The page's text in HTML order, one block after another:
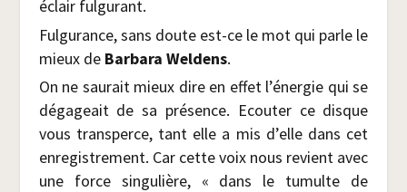
éclair fulgurant.
Ful­gu­rance, sans doute est-ce le mot qui parle le
mieux de Bar­ba­ra Wel­dens.
On ne sau­rait mieux dire en effet l’énergie qui se
déga­geait de sa pré­sence. Ecou­ter ce disque
vous trans­perce, tant elle a mis d’elle dans cet
enre­gis­tre­ment. Car cette voix nous revient avec
une force sin­gu­lière, « dans le tumulte de